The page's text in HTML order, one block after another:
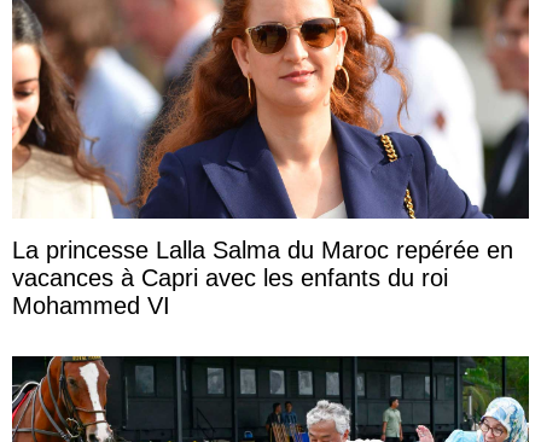
La princesse Lalla Salma du Maroc repérée en
vacances à Capri avec les enfants du roi
Mohammed VI